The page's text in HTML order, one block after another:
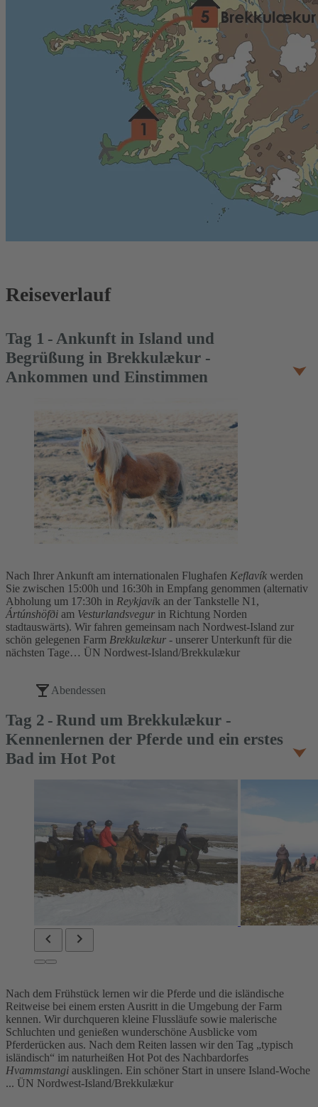
Reiseverlauf
Tag 1
Ankunft in Island und
Begrüßung in Brekkulækur -
Ankommen und Einstimmen
Nach Ihrer Ankunft am internationalen Flughafen Keflavík werden
Sie zwischen 15:00h und 16:30h in Empfang genommen (alternativ
Abholung um 17:30h in Reykjavik an der Tankstelle N1,
Ártúnshöfði am Vesturlandsvegur in Richtung Norden
stadtauswärts). Wir fahren gemeinsam nach Nordwest-Island zur
schön gelegenen Farm Brekkulækur - unserer Unterkunft für die
nächsten Tage… ÜN Nordwest-Island/Brekkulækur
Abendessen
Tag 2
Rund um Brekkulækur -
Kennenlernen der Pferde und ein erstes
Bad im Hot Pot
Nach dem Frühstück lernen wir die Pferde und die isländische
Reitweise bei einem ersten Ausritt in die Umgebung der Farm
kennen. Wir durchqueren kleine Flussläufe sowie malerische
Schluchten und genießen wunderschöne Ausblicke vom
Pferderücken aus. Nach dem Reiten lassen wir den Tag „typisch
isländisch“ im naturheißen Hot Pot des Nachbardorfes
Hvammstangi ausklingen. Ein schöner Start in unsere Island-Woche
... ÜN Nordwest-Island/Brekkulækur